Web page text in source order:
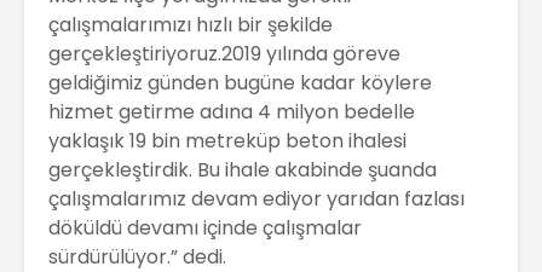
çalışmalarımızı hızlı bir şekilde
gerçekleştiriyoruz.2019 yılında göreve
geldiğimiz günden bugüne kadar köylere
hizmet getirme adına 4 milyon bedelle
yaklaşık 19 bin metreküp beton ihalesi
gerçekleştirdik. Bu ihale akabinde şuanda
çalışmalarımız devam ediyor yarıdan fazlası
döküldü devamı içinde çalışmalar
sürdürülüyor.” dedi.